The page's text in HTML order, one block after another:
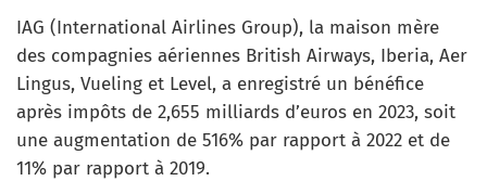
IAG (International Airlines Group), la maison mère
des compagnies aériennes British Airways, Iberia, Aer
Lingus, Vueling et Level, a enregistré un bénéfice
après impôts de 2,655 milliards d’euros en 2023, soit
une augmentation de 516% par rapport à 2022 et de
11% par rapport à 2019.